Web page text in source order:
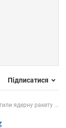
Підписатися
ядерну ракету ...